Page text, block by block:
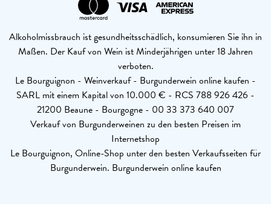
Alkoholmissbrauch ist gesundheitsschädlich, konsumieren Sie ihn in
Maßen. Der Kauf von Wein ist Minderjährigen unter 18 Jahren
verboten.
Le Bourguignon - Weinverkauf - Burgunderwein online kaufen -
SARL mit einem Kapital von 10.000 € - RCS 788 926 426 -
21200 Beaune - Bourgogne - 00 33 373 640 007
Verkauf von Burgunderweinen zu den besten Preisen im
Internetshop
Le Bourguignon, Online-Shop unter den besten Verkaufsseiten für
Burgunderwein. Burgunderwein online kaufen